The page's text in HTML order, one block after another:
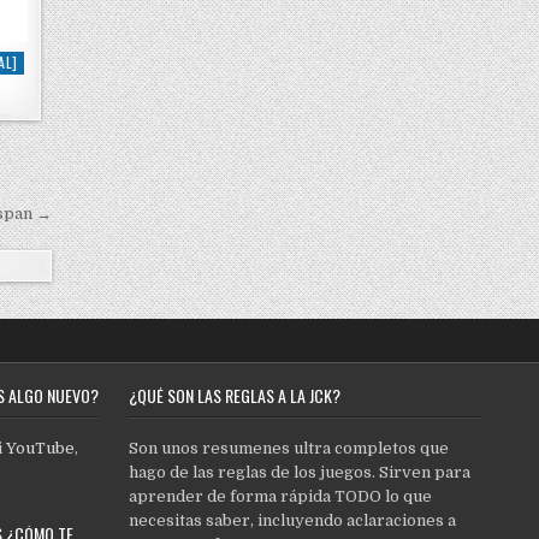
→
ALGO NUEVO?
YouTube,
¿CÓMO TE
¿QUÉ SON LAS REGLAS A LA JCK?
Son unos resumenes ultra completos que
hago de las reglas de los juegos. Sirven para
aprender de forma rápida TODO lo que
necesitas saber, incluyendo aclaraciones a